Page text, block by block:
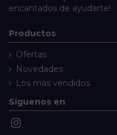
encantados de ayudarte!
Productos
Ofertas
Novedades
Los más vendidos
Síguenos en